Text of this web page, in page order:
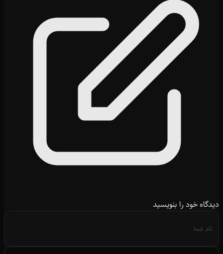
دیدگاه خود را بنویسید